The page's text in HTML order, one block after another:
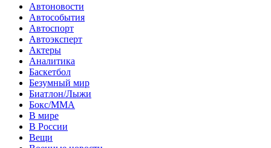
Автоновости
Автособытия
Автоспорт
Автоэксперт
Актеры
Аналитика
Баскетбол
Безумный мир
Биатлон/Лыжи
Бокс/MMA
В мире
В России
Вещи